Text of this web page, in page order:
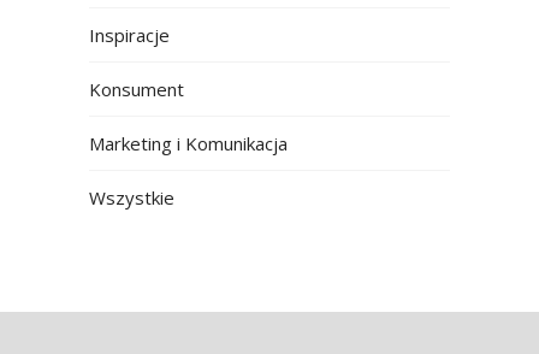
Inspiracje
Konsument
Marketing i Komunikacja
Wszystkie